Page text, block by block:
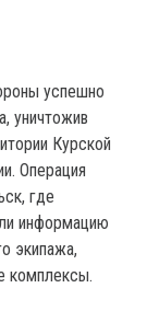
успешно
уничтожив
Курской
Операция
где
информацию
экипажа,
комплексы.